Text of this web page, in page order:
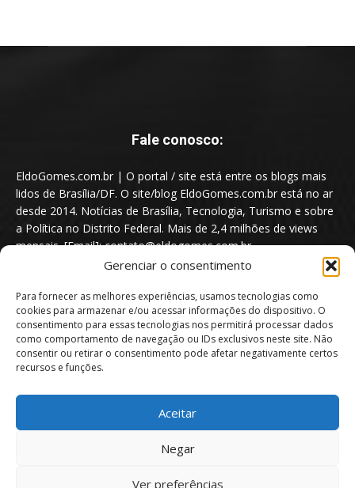
Gerenciar o consentimento
Para fornecer as melhores experiências, usamos tecnologias como
cookies para armazenar e/ou acessar informações do dispositivo. O
consentimento para essas tecnologias nos permitirá processar dados
como comportamento de navegação ou IDs exclusivos neste site. Não
consentir ou retirar o consentimento pode afetar negativamente certos
recursos e funções.
Aceitar
Negar
Ver preferências
Fale conosco:
EldoGomes.com.br | O portal / site está entre os blogs mais
lidos de Brasília/DF. O site/blog EldoGomes.com.br está no ar
desde 2014. Notícias de Brasília, Tecnologia, Turismo e sobre
a Política no Distrito Federal. Mais de 2,4 milhões de views
mensais. [Email]: contato@eldogomes.com.br
Portal EldoGomes.com.br | Entre os Blogs mais lidos de Brasília/DF. |